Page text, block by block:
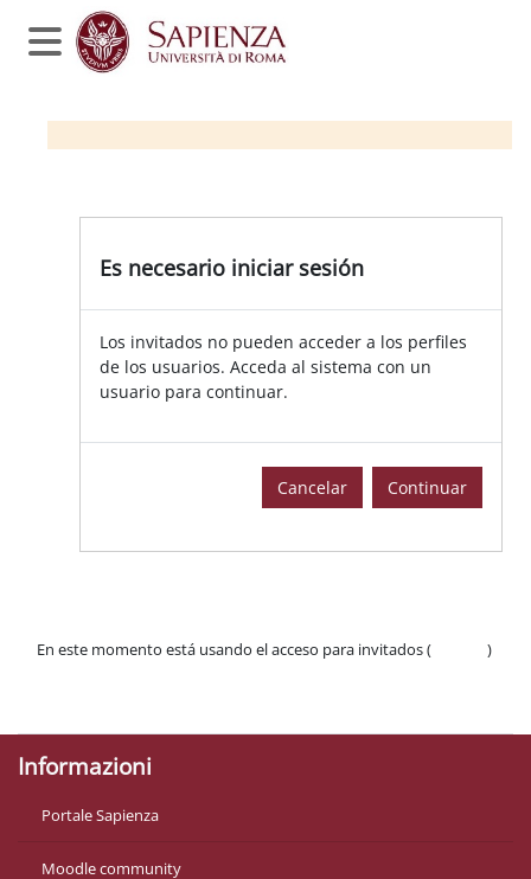
Salta al contenido principal
Panel lateral
Es necesario iniciar sesión
Los invitados no pueden acceder a los perfiles
de los usuarios. Acceda al sistema con un
usuario para continuar.
Cancelar Continuar
En este momento está usando el acceso para invitados (
)
Informazioni
Portale Sapienza
Moodle community